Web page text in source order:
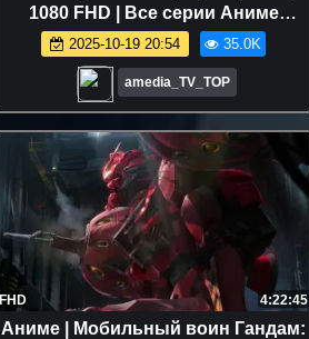
1080 FHD | Все серии Аниме
Марафон
2025-10-19 20:54 35.0K
amedia_TV_TOP
FHD 4:22:45
Аниме | Мобильный воин Гандам: